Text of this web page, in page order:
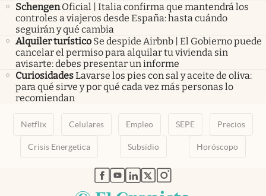
Schengen Oficial | Italia confirma que mantendrá los
controles a viajeros desde España: hasta cuándo
seguirán y qué cambia
Alquiler turístico Se despide Airbnb | El Gobierno puede
cancelar el permiso para alquilar tu vivienda sin
avisarte: debes presentar un informe
CuriosidadesLavarse los pies con sal y aceite de oliva:
para qué sirve y por qué cada vez más personas lo
recomiendan
Netflix Celulares Empleo SEPE Precios
Crisis Energetica Subsidio Horóscopo
abre en nueva pestaña
abre en nueva pestaña
abre en nueva pestaña
abre en nueva pestaña
abre en nueva pestaña